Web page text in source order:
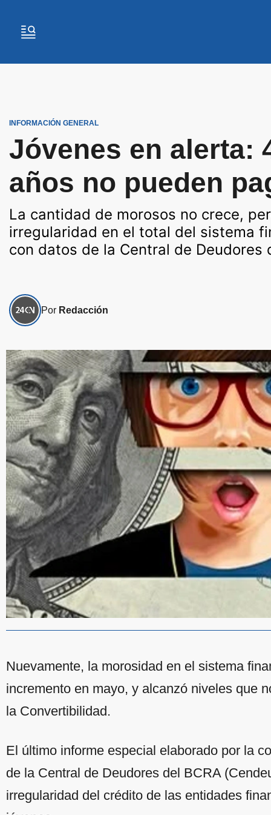
INFORMACIÓN GENERAL
Jóvenes en alerta:
años no pueden
La cantidad de morosos no crece,
irregularidad en el total del sistema
con datos de la Central de Deudores
Por Redacción
Nuevamente, la morosidad en el sistema
incremento en mayo, y alcanzó niveles que
la Convertibilidad.
El último informe especial elaborado por la
de la Central de Deudores del BCRA
irregularidad del crédito de las entidades